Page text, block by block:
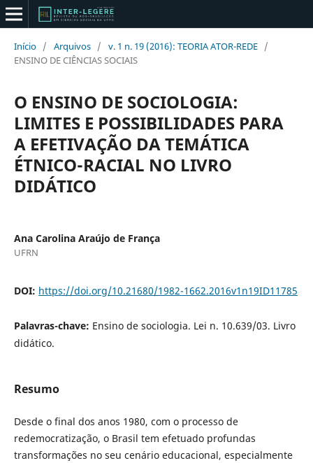
Início / Arquivos / v. 1 n. 19 (2016): TEORIA ATOR-REDE /
ENSINO DE CIÊNCIAS SOCIAIS
O ENSINO DE SOCIOLOGIA:
LIMITES E POSSIBILIDADES PARA
A EFETIVAÇÃO DA TEMÁTICA
ÉTNICO-RACIAL NO LIVRO
DIDÁTICO
Ana Carolina Araújo de França
UFRN
DOI: https://doi.org/10.21680/1982-1662.2016v1n19ID11785
Palavras-chave: Ensino de sociologia. Lei n. 10.639/03. Livro
didático.
Resumo
Desde o final dos anos 1980, com o processo de
redemocratização, o Brasil tem efetuado profundas
transformações no seu cenário educacional, especialmente